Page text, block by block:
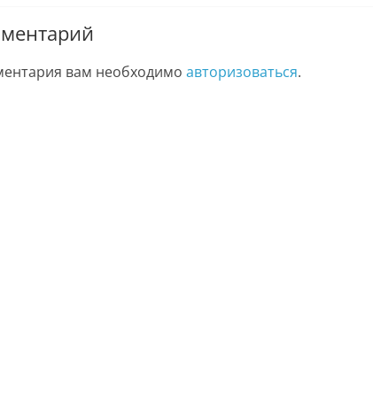
вам необходимо авторизоваться.